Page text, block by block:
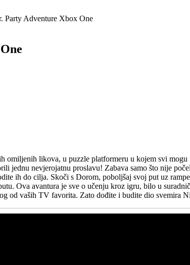
Party Adventure Xbox One
omiljenih likova, u puzzle platformeru u kojem svi
jednu nevjerojatnu proslavu! Zabava samo što nije
ih do cilja. Skoči s Dorom, poboljšaj svoj put uz
Ova avantura je sve o učenju kroz igru, bilo u
od vaših TV favorita. Zato dođite i budite dio svemira